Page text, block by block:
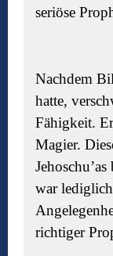
seriöse
Nachdem
hatte,
Fähigkeit.
Magier.
war
richtiger